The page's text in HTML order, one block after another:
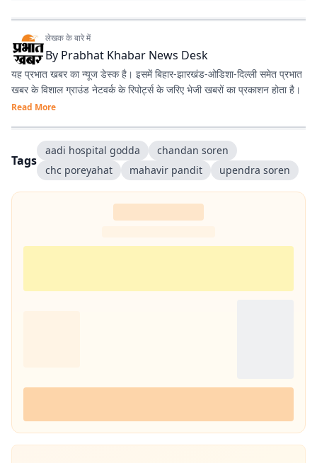
लेखक के बारे में
By Prabhat Khabar News Desk
यह प्रभात खबर का न्यूज डेस्क है। इसमें बिहार-झारखंड-ओडिशा-दिल्‍ली समेत प्रभात
खबर के विशाल ग्राउंड नेटवर्क के रिपोर्ट्स के जरिए भेजी खबरों का प्रकाशन होता है।
Read More
Tags
aadi hospital godda
chandan soren
chc poreyahat
mahavir pandit upendra soren